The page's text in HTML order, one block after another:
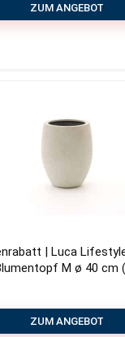
ZUM ANGEBOT
| Luca
M ø 40 cm
ZUM ANGEBOT